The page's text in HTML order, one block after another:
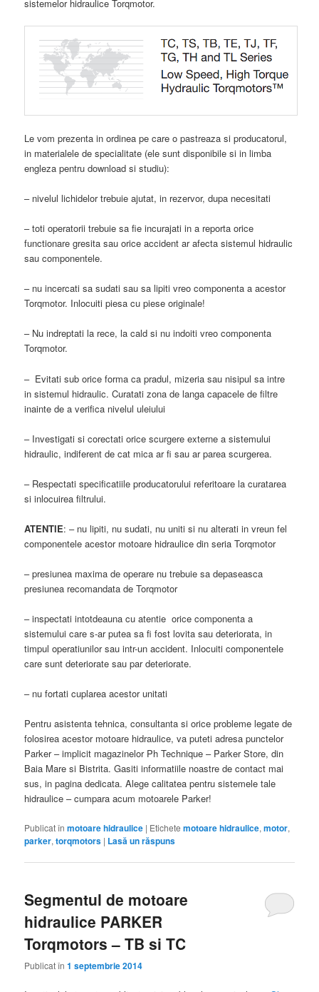
sistemelor hidraulice Torqmotor.
Le vom prezenta in ordinea pe care o pastreaza si producatorul,
in materialele de specialitate (ele sunt disponibile si in limba
engleza pentru download si studiu):
– nivelul lichidelor trebuie ajutat, in rezervor, dupa necesitati
– toti operatorii trebuie sa fie incurajati in a reporta orice
functionare gresita sau orice accident ar afecta sistemul hidraulic
sau componentele.
– nu incercati sa sudati sau sa lipiti vreo componenta a acestor
Torqmotor. Inlocuiti piesa cu piese originale!
– Nu indreptati la rece, la cald si nu indoiti vreo componenta
Torqmotor.
– Evitati sub orice forma ca pradul, mizeria sau nisipul sa intre
in sistemul hidraulic. Curatati zona de langa capacele de filtre
inainte de a verifica nivelul uleiului
– Investigati si corectati orice scurgere externe a sistemului
hidraulic, indiferent de cat mica ar fi sau ar parea scurgerea.
– Respectati specificatiile producatorului referitoare la curatarea
si inlocuirea filtrului.
ATENTIE: – nu lipiti, nu sudati, nu uniti si nu alterati in vreun fel
componentele acestor motoare hidraulice din seria Torqmotor
– presiunea maxima de operare nu trebuie sa depaseasca
presiunea recomandata de Torqmotor
– inspectati intotdeauna cu atentie orice componenta a
sistemului care s-ar putea sa fi fost lovita sau deteriorata, in
timpul operatiunilor sau intr-un accident. Inlocuiti componentele
care sunt deteriorate sau par deteriorate.
– nu fortati cuplarea acestor unitati
Pentru asistenta tehnica, consultanta si orice probleme legate de
folosirea acestor motoare hidraulice, va puteti adresa punctelor
Parker – implicit magazinelor Ph Technique – Parker Store, din
Baia Mare si Bistrita. Gasiti informatiile noastre de contact mai
sus, in pagina dedicata. Alege calitatea pentru sistemele tale
hidraulice – cumpara acum motoarele Parker!
Publicat în motoare hidraulice | Etichete motoare hidraulice,motor,
parker,torqmotors | Lasă un răspuns
Segmentul de motoare
hidraulice PARKER
Torqmotors – TB si TC
Publicat în1 septembrie 2014